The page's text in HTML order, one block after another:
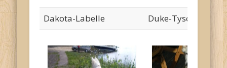
Dakota-Labelle Duke-Tyson